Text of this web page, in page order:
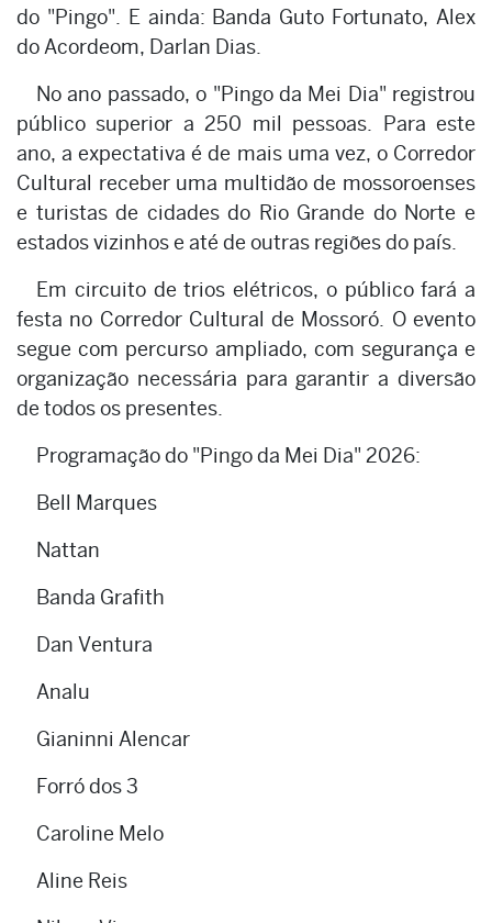
do "Pingo". E ainda: Banda Guto Fortunato, Alex
do Acordeom, Darlan Dias.
No ano passado, o "Pingo da Mei Dia" registrou
público superior a 250 mil pessoas. Para este
ano, a expectativa é de mais uma vez, o Corredor
Cultural receber uma multidão de mossoroenses
e turistas de cidades do Rio Grande do Norte e
estados vizinhos e até de outras regiões do país.
Em circuito de trios elétricos, o público fará a
festa no Corredor Cultural de Mossoró. O evento
segue com percurso ampliado, com segurança e
organização necessária para garantir a diversão
de todos os presentes.
Programação do "Pingo da Mei Dia" 2026:
Bell Marques
Nattan
Banda Grafith
Dan Ventura
Analu
Gianinni Alencar
Forró dos 3
Caroline Melo
Aline Reis